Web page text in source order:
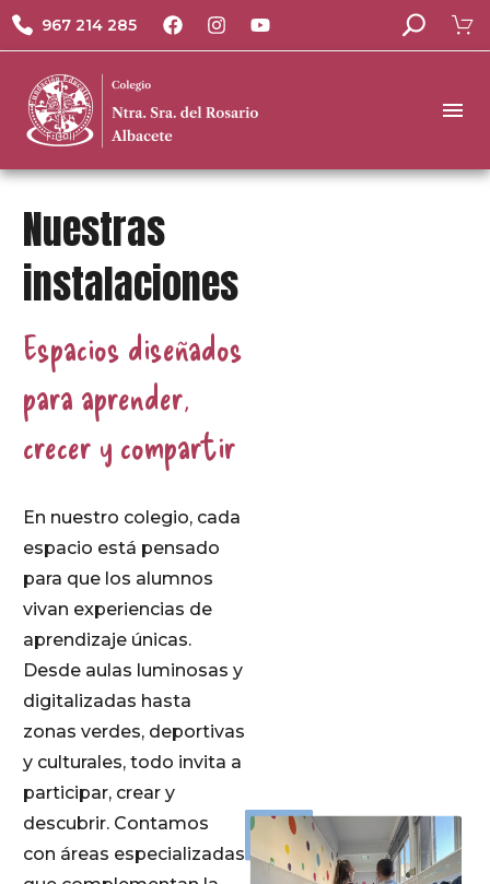
967 214 285
Nuestras
instalaciones
Espacios diseñados
para aprender,
crecer y compartir
En nuestro colegio, cada
espacio está pensado
para que los alumnos
vivan experiencias de
aprendizaje únicas.
Desde aulas luminosas y
digitalizadas hasta
zonas verdes, deportivas
y culturales, todo invita a
participar, crear y
descubrir. Contamos
con áreas especializadas